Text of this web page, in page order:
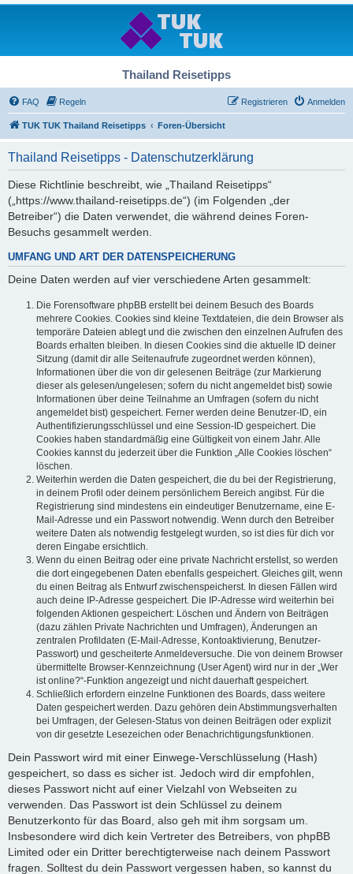
Thailand Reisetipps
FAQ Regeln Anmelden
Registrieren
TUK TUK Thailand Reisetipps Foren-Übersicht
Thailand Reisetipps - Datenschutzerklärung
Diese Richtlinie beschreibt, wie „Thailand Reisetipps“
(„https://www.thailand-reisetipps.de“) (im Folgenden „der
Betreiber“) die Daten verwendet, die während deines Foren-
Besuchs gesammelt werden.
UMFANG UND ART DER DATENSPEICHERUNG
Deine Daten werden auf vier verschiedene Arten gesammelt:
Die Forensoftware phpBB erstellt bei deinem Besuch des Boards
mehrere Cookies. Cookies sind kleine Textdateien, die dein Browser als
temporäre Dateien ablegt und die zwischen den einzelnen Aufrufen des
Boards erhalten bleiben. In diesen Cookies sind die aktuelle ID deiner
Sitzung (damit dir alle Seitenaufrufe zugeordnet werden können),
Informationen über die von dir gelesenen Beiträge (zur Markierung
dieser als gelesen/ungelesen; sofern du nicht angemeldet bist) sowie
Informationen über deine Teilnahme an Umfragen (sofern du nicht
angemeldet bist) gespeichert. Ferner werden deine Benutzer-ID, ein
Authentifizierungsschlüssel und eine Session-ID gespeichert. Die
Cookies haben standardmäßig eine Gültigkeit von einem Jahr. Alle
Cookies kannst du jederzeit über die Funktion „Alle Cookies löschen“
löschen.
Weiterhin werden die Daten gespeichert, die du bei der Registrierung,
in deinem Profil oder deinem persönlichem Bereich angibst. Für die
Registrierung sind mindestens ein eindeutiger Benutzername, eine E-
Mail-Adresse und ein Passwort notwendig. Wenn durch den Betreiber
weitere Daten als notwendig festgelegt wurden, so ist dies für dich vor
deren Eingabe ersichtlich.
Wenn du einen Beitrag oder eine private Nachricht erstellst, so werden
die dort eingegebenen Daten ebenfalls gespeichert. Gleiches gilt, wenn
du einen Beitrag als Entwurf zwischenspeicherst. In diesen Fällen wird
auch deine IP-Adresse gespeichert. Die IP-Adresse wird weiterhin bei
folgenden Aktionen gespeichert: Löschen und Ändern von Beiträgen
(dazu zählen Private Nachrichten und Umfragen), Änderungen an
zentralen Profildaten (E-Mail-Adresse, Kontoaktivierung, Benutzer-
Passwort) und gescheiterte Anmeldeversuche. Die von deinem Browser
übermittelte Browser-Kennzeichnung (User Agent) wird nur in der „Wer
ist online?“-Funktion angezeigt und nicht dauerhaft gespeichert.
Schließlich erfordern einzelne Funktionen des Boards, dass weitere
Daten gespeichert werden. Dazu gehören dein Abstimmungsverhalten
bei Umfragen, der Gelesen-Status von deinen Beiträgen oder explizit
von dir gesetzte Lesezeichen oder Benachrichtigungsfunktionen.
Dein Passwort wird mit einer Einwege-Verschlüsselung (Hash)
gespeichert, so dass es sicher ist. Jedoch wird dir empfohlen,
dieses Passwort nicht auf einer Vielzahl von Webseiten zu
verwenden. Das Passwort ist dein Schlüssel zu deinem
Benutzerkonto für das Board, also geh mit ihm sorgsam um.
Insbesondere wird dich kein Vertreter des Betreibers, von phpBB
Limited oder ein Dritter berechtigterweise nach deinem Passwort
fragen. Solltest du dein Passwort vergessen haben, so kannst du